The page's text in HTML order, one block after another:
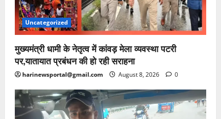
Uncategorized
मुख्यमंत्री धामी के नेतृत्व में कांवड़ मेला व्यवस्था पटरी
पर,यातायात प्रबंधन की हो रही सराहना
harinewsportal@gmail.com August 8, 2026 0